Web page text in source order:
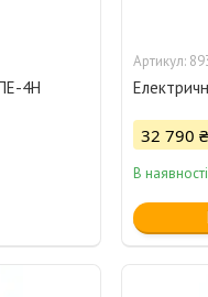
4Н
32 790 ₴
В наявності